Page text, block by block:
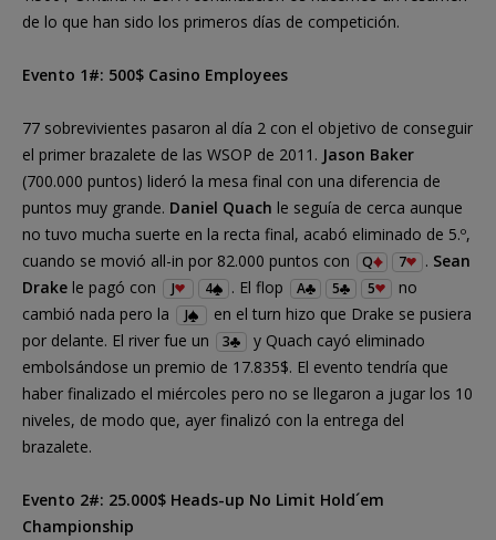
de lo que han sido los primeros días de competición.
Evento 1#: 500$ Casino Employees
77 sobrevivientes pasaron al día 2 con el objetivo de conseguir
el primer brazalete de las WSOP de 2011. Jason Baker
(700.000 puntos) lideró la mesa final con una diferencia de
puntos muy grande. Daniel Quach le seguía de cerca aunque
no tuvo mucha suerte en la recta final, acabó eliminado de 5.º,
cuando se movió all-in por 82.000 puntos con
Q 7 . Sean
Drake le pagó con J 4 . El flop A 5 5
no
cambió nada pero la
J
en el turn hizo que Drake se pusiera
por delante. El river fue un
3
y Quach cayó eliminado
embolsándose un premio de 17.835$. El evento tendría que
haber finalizado el miércoles pero no se llegaron a jugar los 10
niveles, de modo que, ayer finalizó con la entrega del
brazalete.
Evento 2#: 25.000$ Heads-up No Limit Hold´em
Championship